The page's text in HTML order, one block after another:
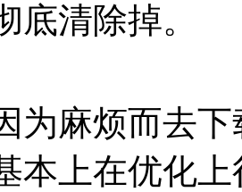
底清除掉。
为麻烦而去
本上在优化